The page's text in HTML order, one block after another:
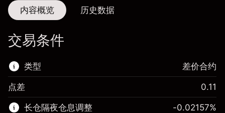
内容概览 历史数据
交易条件
类型
该金融市场可进行差价合约交易。
差价合约
点差 0.11
长仓隔夜仓息调整 -0.02157%